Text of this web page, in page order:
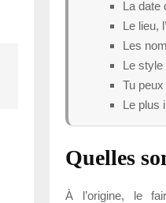
La date
Le lieu,
Les
Le style
Tu
Le plus
Quelles
À l’origine, le